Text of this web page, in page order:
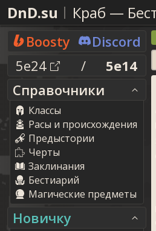
DnD.su Краб —
Boosty
Discord
5e24
/
5e14
Справочники
Классы
Расы и происхождения
Предыстории
Черты
Заклинания
Бестиарий
Магические предметы
Новичку